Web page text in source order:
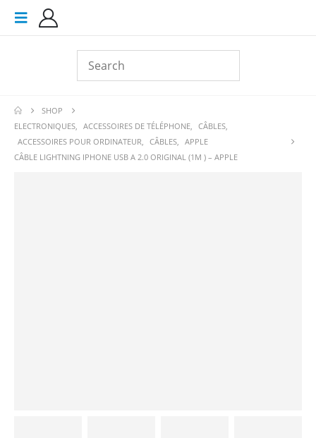
SHOP
ELECTRONIQUES, ACCESSOIRES DE TÉLÉPHONE, CÂBLES,
ACCESSOIRES POUR ORDINATEUR, CÂBLES, APPLE
CÂBLE LIGHTNING IPHONE USB A 2.0 ORIGINAL (1M ) – APPLE